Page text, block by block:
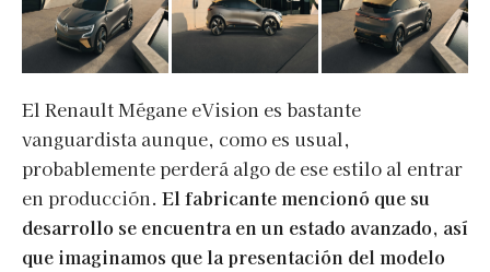
El Renault Mégane eVision es bastante
vanguardista aunque, como es usual,
probablemente perderá algo de ese estilo al entrar
en producción. El fabricante mencionó que su
desarrollo se encuentra en un estado avanzado, así
que imaginamos que la presentación del modelo